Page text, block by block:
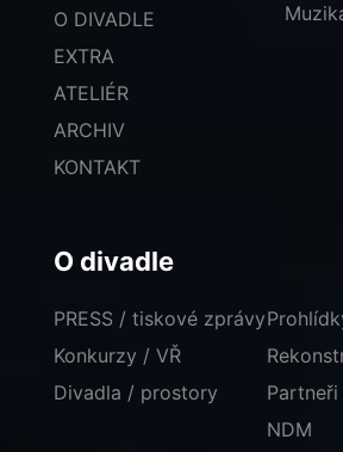
O DIVADLE
EXTRA
ATELIÉR
ARCHIV
KONTAKT
O divadle
PRESS / tiskové zprávy
Konkurzy / VŘ
Divadla / prostory
Partneři
NDM